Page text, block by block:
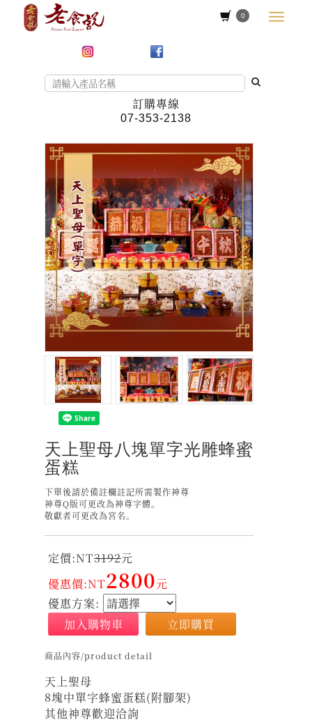
0
訂購專線
07-353-2138
天上聖母八塊單字光雕蜂蜜
蛋糕
下單後請於備註欄註記所需製作神尊
神尊Q版可更改為神尊字體。
敬獻者可更改為宮名。
定價:NT3192元
優惠價:NT2800元
優惠方案:
加入購物車
立即購買
商品內容/product detail
天上聖母
8塊中單字蜂蜜蛋糕(附腳架)
其他神尊歡迎洽詢